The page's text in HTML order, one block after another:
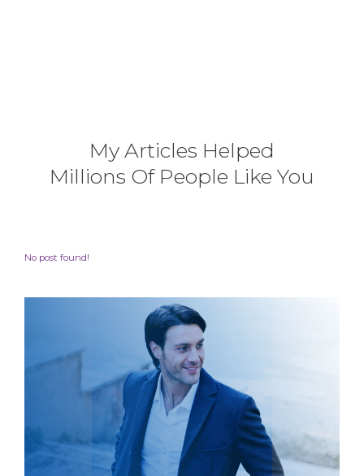
My Articles Helped
Millions Of People Like You
No post found!